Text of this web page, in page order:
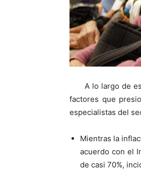
A lo largo de
factores que
especialistas del
Mientras la
acuerdo con el
de casi 70%,